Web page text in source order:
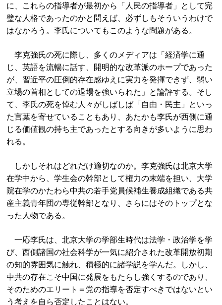
に、これらの指導者が最初から「人民の指導者」として完
璧な人格であったのかと問えば、必ずしもそういうわけで
はなかろう。李氏についてもこのような問題がある。
李克強氏の死に際し、多くのメディアは「経済学に通
じ、英語を流暢に話す、開明的な改革派のホープであった
が、習近平の圧倒的存在感ゆえに実力を発揮できず、弱い
立場の首相としての退場を強いられた」と論評する。そし
て、李氏の死を悼む人々がしばしば「自由・民主」といっ
た言葉を寄せていることもあり、あたかも李氏が西側に通
じる価値観の持ち主であったとする向きが多いように思わ
れる。
しかしそれはどれだけ適切なのか。李克強氏は北京大学
在学中から、学生会の幹部として権力の末端を担い、大学
院在学のかたわら中共の若手党員候補生養成組織である共
産主義青年団の専従幹部となり、さらにはそのトップとな
った人物である。
一応李氏は、北京大学の学部生時代は法学・政治学を学
び、西側諸国の社会科学が一気に紹介された改革開放初期
の知的雰囲気に触れ、積極的に諸学説を学んだ。しかし、
中共の存在こそ中国に発展をもたらし強くするのであり、
そのためのエリート＝党の指導を否定すべきではないとい
う考えを自ら否定したことはない。